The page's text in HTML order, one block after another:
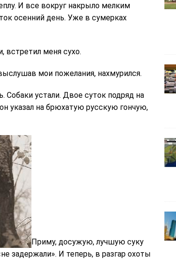
И все вокруг накрыло мелким
осенний день. Уже в сумерках
встретил меня сухо.
мои пожелания, нахмурился.
Собаки устали. Двое суток подряд на
указал на брюхатую русскую гончую,
Приму, досужую, лучшую суку
задержали». И теперь, в разгар охоты